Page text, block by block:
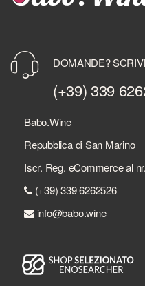
DOMANDE?
(+39) 339
Babo.Wine
Repubblica di San Marino
Iscr. Reg. eCommerce al
(+39) 339 6262526
info@babo.wine